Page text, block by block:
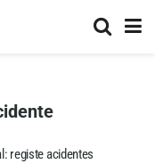
registe acidentes